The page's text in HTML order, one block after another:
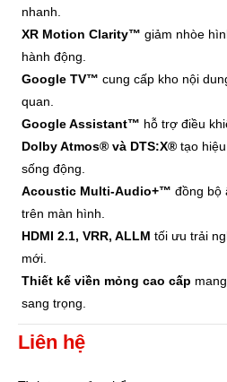
nhanh.
XR Motion Clarity™ giảm nhòe
hành động.
Google TV™ cung cấp kho nội
quan.
Google Assistant™ hỗ trợ điều
Dolby Atmos® và DTS:X® tạo
sống động.
Acoustic Multi-Audio+™ đồng bộ
trên màn hình.
HDMI 2.1, VRR, ALLM tối ưu trải
mới.
Thiết kế viền mỏng cao cấp
sang trọng.
Liên hệ